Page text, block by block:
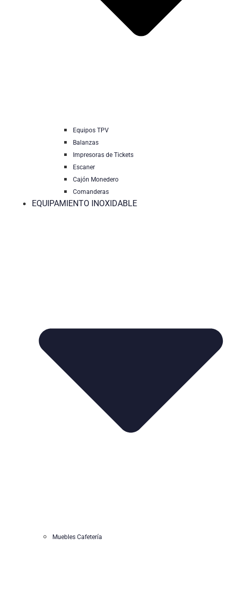
Equipos TPV
Balanzas
Impresoras de Tickets
Escaner
Cajón Monedero
Comanderas
EQUIPAMIENTO INOXIDABLE
Muebles Cafetería